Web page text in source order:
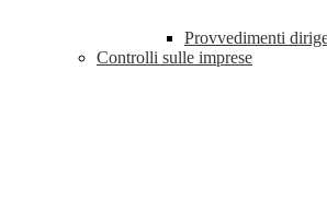
Provvedimenti
Controlli sulle imprese